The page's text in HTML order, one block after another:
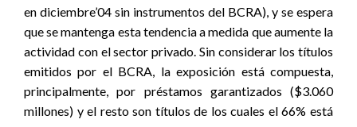
en diciembre’04 sin instrumentos del BCRA), y se espera
que se mantenga esta tendencia a medida que aumente la
actividad con el sector privado. Sin considerar los títulos
emitidos por el BCRA, la exposición está compuesta,
principalmente, por préstamos garantizados ($3.060
millones) y el resto son títulos de los cuales el 66% está